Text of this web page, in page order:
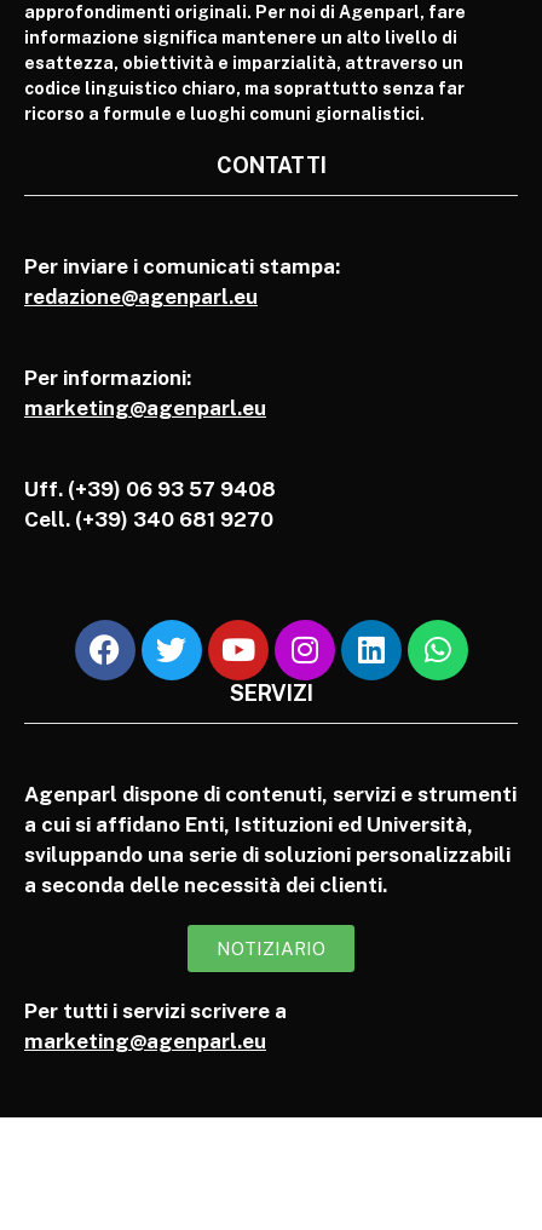
approfondimenti originali. Per noi di Agenparl, fare
informazione significa mantenere un alto livello di
esattezza, obiettività e imparzialità, attraverso un
codice linguistico chiaro, ma soprattutto senza far
ricorso a formule e luoghi comuni giornalistici.
CONTATTI
Per inviare i comunicati stampa:
redazione@agenparl.eu
Per informazioni:
marketing@agenparl.eu
Uff. (+39) 06 93 57 9408
Cell. (+39) 340 681 9270
SERVIZI
Agenparl dispone di contenuti, servizi e strumenti
a cui si affidano Enti, Istituzioni ed Università,
sviluppando una serie di soluzioni personalizzabili
a seconda delle necessità dei clienti.
NOTIZIARIO
Per tutti i servizi scrivere a
marketing@agenparl.eu